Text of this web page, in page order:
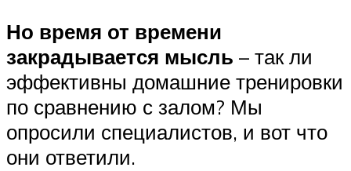
Но время от времени
закрадывается мысль – так ли
эффективны домашние тренировки
по сравнению с залом? Мы
опросили специалистов, и вот что
они ответили.